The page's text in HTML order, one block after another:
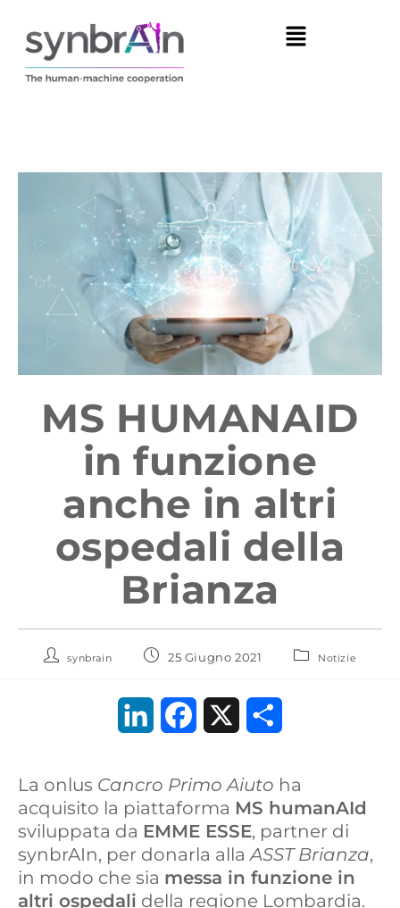
MS HUMANAID
in funzione
anche in altri
ospedali della
Brianza
synbrain 25 Giugno 2021 Notizie
n
k
e
d
c
e
b
o
n
i
v
La onlus Cancro Primo Aiuto ha
acquisito la piattaforma MS humanAId
sviluppata da EMME ESSE, partner di
synbrAIn, per donarla allaASST Brianza,
in modo che sia messa in funzione in
altri ospedali della regione Lombardia.